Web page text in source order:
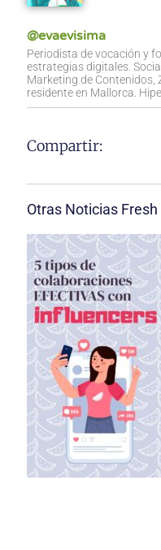
@evaevisima
Periodista de vocación y
estrategias digitales.
Marketing de Contenidos,
residente en Mallorca.
Compartir:
Otras Noticias Fresh